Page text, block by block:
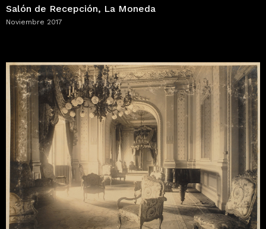
Salón de Recepción, La Moneda
Noviembre 2017